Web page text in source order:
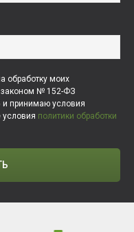
обработку моих
законом № 152-ФЗ
и принимаю условия
условия политики обработки